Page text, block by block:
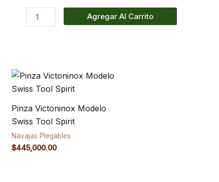
funda
cantidad
Agregar Al Carrito
Pinza Victoninox Modelo
Swiss Tool Spirit
Navajas Plegables
$445,000.00